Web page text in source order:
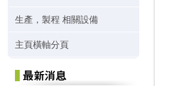
生產，製程 相關設備
主頁橫軸分頁